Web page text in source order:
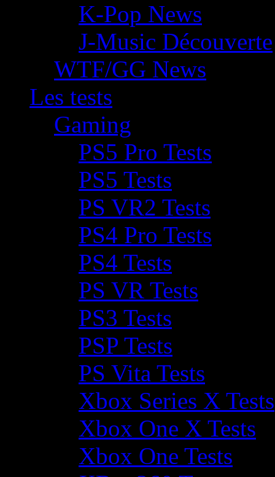
K-Pop News
J-Music Découverte
WTF/GG News
Les tests
Gaming
PS5 Pro Tests
PS5 Tests
PS VR2 Tests
PS4 Pro Tests
PS4 Tests
PS VR Tests
PS3 Tests
PSP Tests
PS Vita Tests
Xbox Series X Tests
Xbox One X Tests
Xbox One Tests